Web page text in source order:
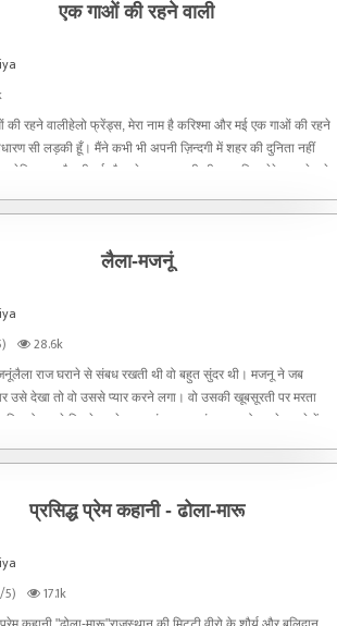
एक गाओं की रहने वाली
की रहने वालीहेलो फ्रेंड्स, मेरा नाम है करिश्मा और मई एक गाओं की रहने
सी लड़की हूँ। मैंने कभी भी अपनी ज़िन्दगी में शहर की दुनिता नहीं
लेकिन जब मै बड़ी हुई, मै आगे पढ़ना चाहती थी। इसलिए, मेरे बाबा ने मुझे
लैला-मजनूं
28.6k
राज घराने से संबध रखती थी वो बहुत सुंदर थी। मजनू ने जब
उसे देखा तो वो उससे प्यार करने लगा। वो उसकी खूबसूरती पर मरता
दिन वो उससे मिलने उसके महल पंहुचा । वहां जा कर वो उसके कमरे में
प्रसिद्ध प्रेम कहानी - ढोला-मारू
5)
17.1k